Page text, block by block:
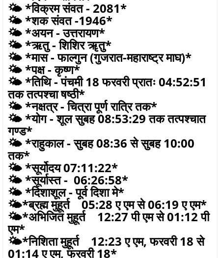
🌤️ *विक्रम संवत - 2081*
🌤️ *शक संवत -1946*
🌤️ *अयन - उत्तरायण*
🌤️ *ऋतु - शिशिर ॠतु*
🌤️ *मास - फाल्गुन (गुजरात-महाराष्ट्र माघ)*
🌤️ *पक्ष - कृष्ण*
🌤️ *तिथि - पंचमी 18 फरवरी प्रातः 04:52:51
तक तत्पश्चा षष्ठी*
🌤️ *नक्षत्र - चित्रा पूर्ण रात्रि तक*
🌤️ *योग - शूल सुबह 08:53:29 तक तत्पश्चात
गण्ड*
🌤️ *राहुकाल - सुबह 08:36 से सुबह 10:00
तक*
🌤️ *सूर्योदय 07:11:22*
🌤️ *सूर्यास्त - 06:26:58*
🌤️ *दिशाशूल - पूर्व दिशा मे*
🌤️*ब्रह्म मुहूर्त 05:28 ए एम से 06:19 ए एम*
🌤️*अभिजित मुहूर्त 12:27 पी एम से 01:12 पी
एम*
🌤️*निशिता मुहूर्त 12:23 ए एम, फरवरी 18 से
01:14 ए एम, फरवरी 18*